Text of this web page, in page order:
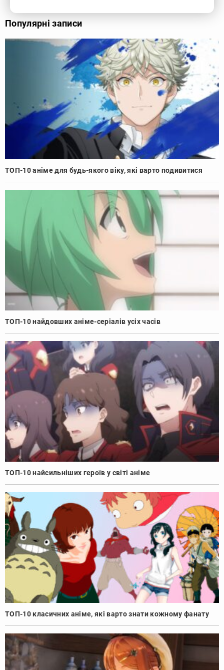
Популярні записи
ТОП-10 аніме для будь-якого віку, які варто подивитися
ТОП-10 найдовших аніме-серіалів усіх часів
ТОП-10 найсильніших героїв у світі аніме
ТОП-10 класичних аніме, які варто знати кожному фанату